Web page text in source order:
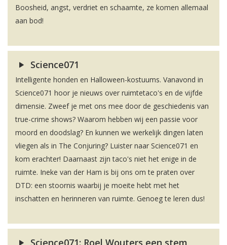
Boosheid, angst, verdriet en schaamte, ze komen allemaal
aan bod!
Science071
Intelligente honden en Halloween-kostuums. Vanavond in
Science071 hoor je nieuws over ruimtetaco's en de vijfde
dimensie. Zweef je met ons mee door de geschiedenis van
true-crime shows? Waarom hebben wij een passie voor
moord en doodslag? En kunnen we werkelijk dingen laten
vliegen als in The Conjuring? Luister naar Science071 en
kom erachter! Daarnaast zijn taco's niet het enige in de
ruimte. Ineke van der Ham is bij ons om te praten over
DTD: een stoornis waarbij je moeite hebt met het
inschatten en herinneren van ruimte. Genoeg te leren dus!